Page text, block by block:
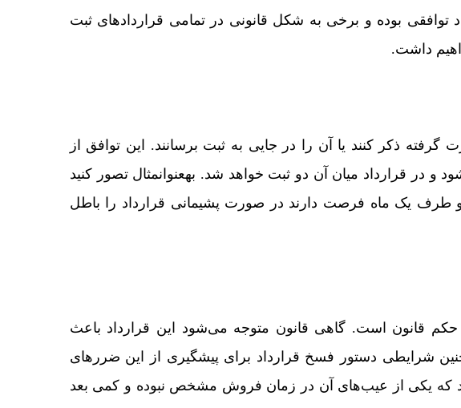
توافقی بوده و برخی به شکل قانونی در تمامی قراردادهای ثبت
داشت.
ذکر کنند یا آن را در جایی به ثبت برسانند. این توافق از
قرارداد میان آن دو ثبت خواهد شد. به­عنوان­مثال تصور کنید
طرف یک ماه فرصت دارند در صورت پشیمانی قرارداد را باطل
حکم قانون است. گاهی قانون متوجه می‌شود این قرارداد باعث
شرایطی دستور فسخ قرارداد برای پیشگیری از این ضررهای
که یکی از عیب‌های آن در زمان فروش مشخص نبوده و کمی بعد